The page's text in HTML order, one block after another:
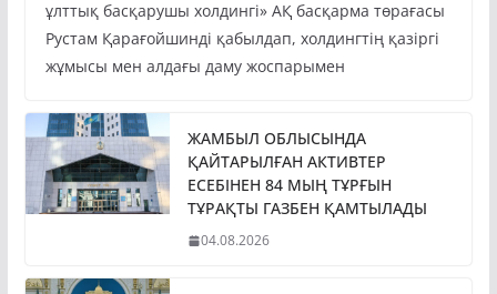
ұлттық басқарушы холдингі» АҚ басқарма төрағасы
Рустам Қарағойшинді қабылдап, холдингтің қазіргі
жұмысы мен алдағы даму жоспарымен
ЖАМБЫЛ ОБЛЫСЫНДА
ҚАЙТАРЫЛҒАН АКТИВТЕР
ЕСЕБІНЕН 84 МЫҢ ТҰРҒЫН
ТҰРАҚТЫ ГАЗБЕН ҚАМТЫЛАДЫ
04.08.2026